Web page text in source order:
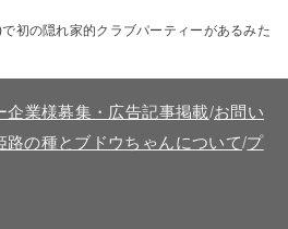
初の隠れ家的クラブパーティーがあるみた
企業様募集・広告記事掲載/お問い
路の種とブドウちゃんについて/プ